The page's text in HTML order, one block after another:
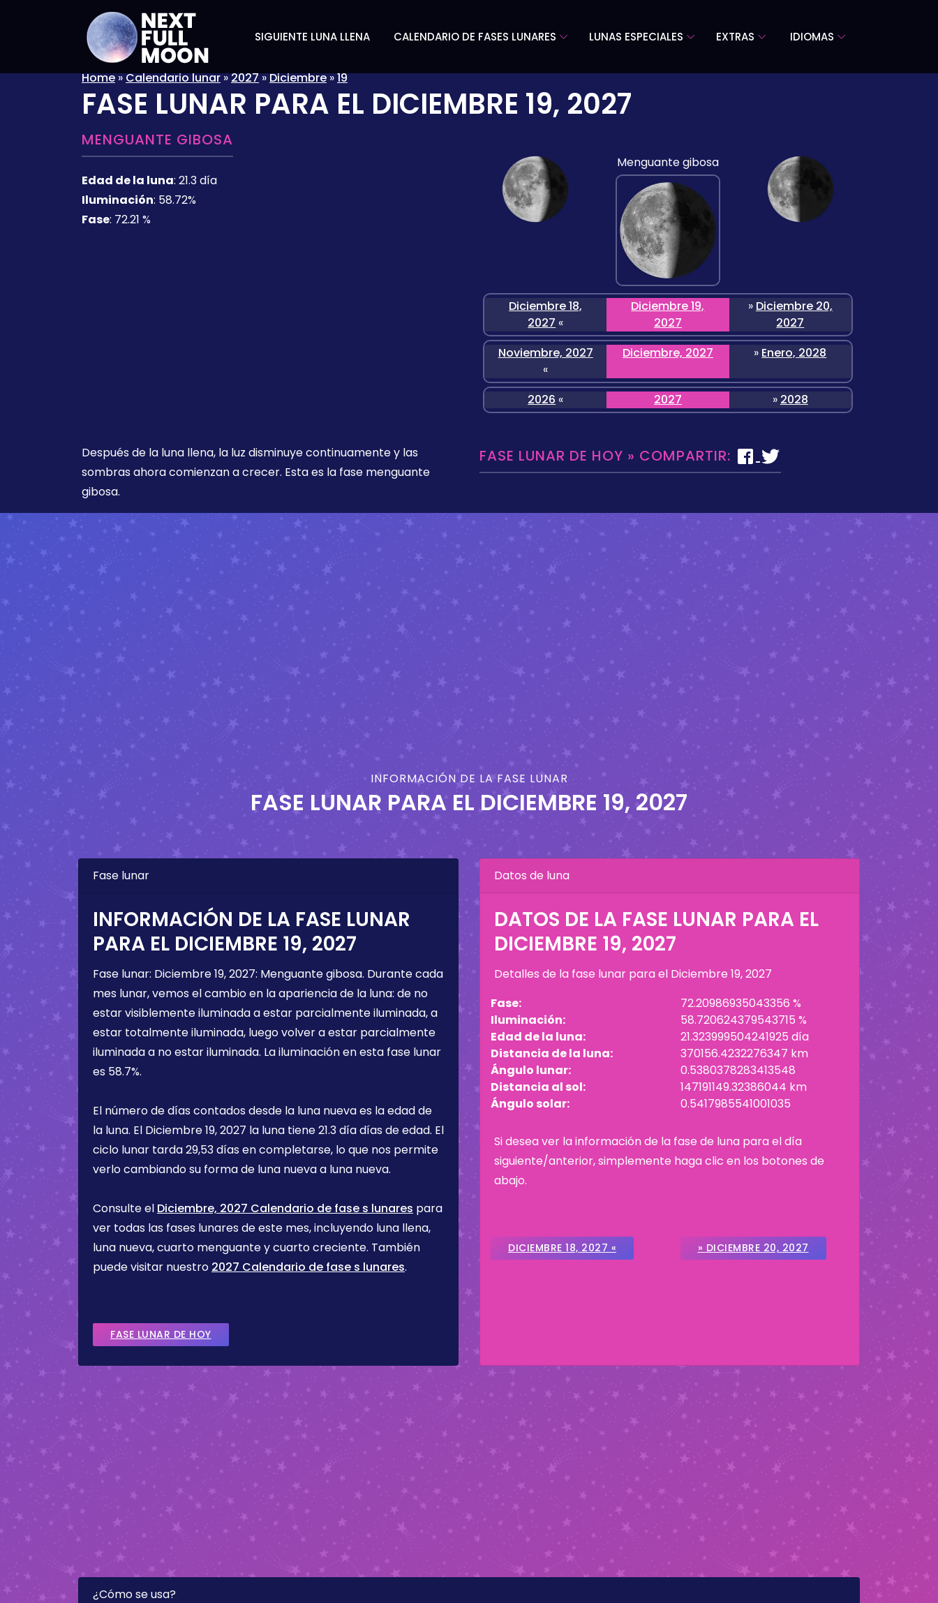
SIGUIENTE LUNA LLENA CALENDARIO DE FASES LUNARES LUNAS ESPECIALES EXTRAS IDIOMAS
Home»Calendario lunar»2027»Diciembre»19
FASE LUNAR PARA EL DICIEMBRE 19, 2027
MENGUANTE GIBOSA
Edad de la luna: 21.3 día
Iluminación: 58.72%
Fase: 72.21 %
Menguante gibosa
Diciembre 18,
2027 «
Diciembre 19,
2027
» Diciembre 20,
2027
Noviembre, 2027
«
Diciembre, 2027 » Enero, 2028
2026 « 2027 » 2028
Después de la luna llena, la luz disminuye continuamente y las
sombras ahora comienzan a crecer. Esta es la fase menguante
gibosa.
FASE LUNAR DE HOY » COMPARTIR:
INFORMACIÓN DE LA FASE LUNAR
FASE LUNAR PARA ELDICIEMBRE 19, 2027
Fase lunar
INFORMACIÓN DE LA FASE LUNAR
PARA EL DICIEMBRE 19, 2027
Fase lunar: Diciembre 19, 2027: Menguante gibosa. Durante cada
mes lunar, vemos el cambio en la apariencia de la luna: de no
estar visiblemente iluminada a estar parcialmente iluminada, a
estar totalmente iluminada, luego volver a estar parcialmente
iluminada a no estar iluminada. La iluminación en esta fase lunar
es 58.7%.
El número de días contados desde la luna nueva es la edad de
la luna. El Diciembre 19, 2027 la luna tiene21.3 díadías de edad. El
ciclo lunar tarda 29,53 días en completarse, lo que nos permite
verlo cambiando su forma de luna nueva a luna nueva.
Consulte el Diciembre, 2027 Calendario de fase s lunares para
ver todas las fases lunares de este mes, incluyendo luna llena,
luna nueva, cuarto menguante y cuarto creciente. También
puede visitar nuestro 2027 Calendario de fase s lunares.
FASE LUNAR DE HOY
Datos de luna
DATOS DE LA FASE LUNAR PARA EL
DICIEMBRE 19, 2027
Detalles de la fase lunar para el Diciembre 19, 2027
Fase:
72.20986935043356 %
Iluminación:
58.720624379543715 %
Edad de la luna:
21.323999504241925 día
Distancia de la luna:
370156.4232276347 km
Ángulo lunar:
0.5380378283413548
Distancia al sol:
147191149.32386044 km
Ángulo solar:
0.5417985541001035
Si desea ver la información de la fase de luna para el día
siguiente/anterior, simplemente haga clic en los botones de
abajo.
DICIEMBRE 18, 2027 « » DICIEMBRE 20, 2027
¿Cómo se usa?